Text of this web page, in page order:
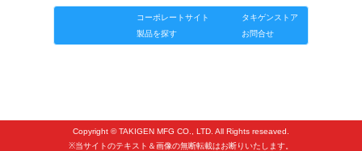
お知らせ
社外セミナー
コーポレートサイト
タキゲンストア
製品を探す
お問合せ
Copyright © TAKIGEN MFG CO., LTD. All Rights reseaved.
※当サイトのテキスト＆画像の無断転載はお断りいたします。